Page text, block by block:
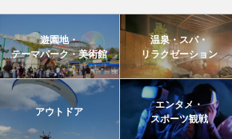
遊園地・
テーマパーク・美術館
温泉・スパ・
リラクゼーション
アウトドア
エンタメ・
スポーツ観戦